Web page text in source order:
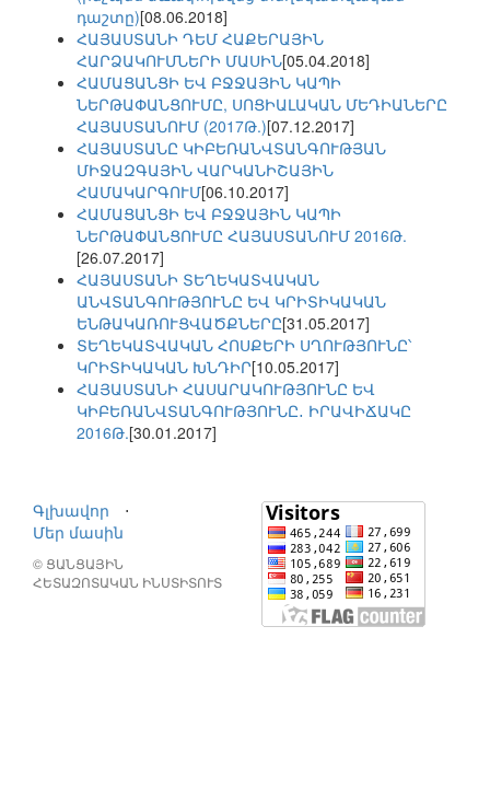
դաշտը)[08.06.2018]
ՀԱՅԱՍՏԱՆԻ ԴԵՄ ՀԱՔԵՐԱՅԻՆ
ՀԱՐՁԱԿՈՒՄՆԵՐԻ ՄԱՍԻՆ[05.04.2018]
ՀԱՄԱՑԱՆՑԻ ԵՎ ԲՋՋԱՅԻՆ ԿԱՊԻ
ՆԵՐԹԱՓԱՆՑՈՒՄԸ, ՍՈՑԻԱԼԱԿԱՆ ՄԵԴԻԱՆԵՐԸ
ՀԱՅԱՍՏԱՆՈՒՄ (2017Թ.)[07.12.2017]
ՀԱՅԱՍՏԱՆԸ ԿԻԲԵՌԱՆՎՏԱՆԳՈՒԹՅԱՆ
ՄԻՋԱԶԳԱՅԻՆ ՎԱՐԿԱՆԻՇԱՅԻՆ
ՀԱՄԱԿԱՐԳՈՒՄ[06.10.2017]
ՀԱՄԱՑԱՆՑԻ ԵՎ ԲՋՋԱՅԻՆ ԿԱՊԻ
ՆԵՐԹԱՓԱՆՑՈՒՄԸ ՀԱՅԱՍՏԱՆՈՒՄ 2016Թ.
[26.07.2017]
ՀԱՅԱՍՏԱՆԻ ՏԵՂԵԿԱՏՎԱԿԱՆ
ԱՆՎՏԱՆԳՈՒԹՅՈՒՆԸ ԵՎ ԿՐԻՏԻԿԱԿԱՆ
ԵՆԹԱԿԱՌՈՒՑՎԱԾՔՆԵՐԸ[31.05.2017]
ՏԵՂԵԿԱՏՎԱԿԱՆ ՀՈՍՔԵՐԻ ՍՂՈՒԹՅՈՒՆԸ՝
ԿՐԻՏԻԿԱԿԱՆ ԽՆԴԻՐ[10.05.2017]
ՀԱՅԱՍՏԱՆԻ ՀԱՍԱՐԱԿՈՒԹՅՈՒՆԸ ԵՎ
ԿԻԲԵՌԱՆՎՏԱՆԳՈՒԹՅՈՒՆԸ․ ԻՐԱՎԻՃԱԿԸ
2016Թ.[30.01.2017]
Գլխավոր
⋅
Մեր մասին
© ՑԱՆՑԱՅԻՆ
ՀԵՏԱԶՈՏԱԿԱՆ ԻՆՍՏԻՏՈՒՏ